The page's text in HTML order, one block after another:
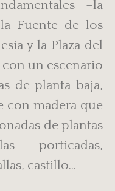
–la
Fuente de los
y la Plaza del
un escenario
de planta baja,
con madera que
de plantas
porticadas,
castillo…